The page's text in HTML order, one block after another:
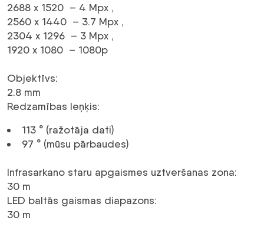
2688 x 1520 – 4 Mpx ,
2560 x 1440 – 3.7 Mpx ,
2304 x 1296 – 3 Mpx ,
1920 x 1080 – 1080p
Objektīvs:
2.8 mm
Redzamības leņķis:
113 ° (ražotāja dati)
97 ° (mūsu pārbaudes)
Infrasarkano staru apgaismes uztveršanas zona:
30 m
LED baltās gaismas diapazons:
30 m